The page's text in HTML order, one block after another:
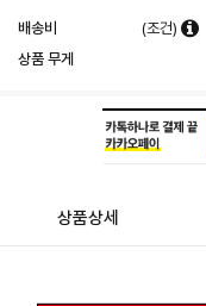
배송비 (조건)
상품 무게
상품상세